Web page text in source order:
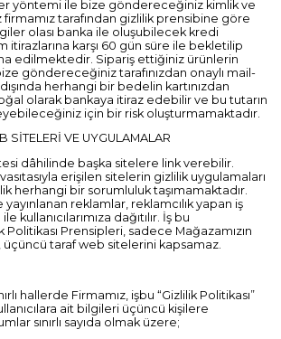
yöntemi ile bize göndereceğiniz kimlik ve
tarafından gizlilik prensibine göre
olası banka ile oluşubilecek kredi
itirazlarına karşı 60 gün süre ile bekletilip
edilmektedir. Sipariş ettiğiniz ürünlerin
göndereceğiniz tarafınızdan onaylı mail-
herhangi bir bedelin kartınızdan
olarak bankaya itiraz edebilir ve bu tutarın
için bir risk oluşturmamaktadır.
SİTELERİ VE UYGULAMALAR
dâhilinde başka sitelere link verebilir.
erişilen sitelerin gizlilik uygulamaları
herhangi bir sorumluluk taşımamaktadır.
reklamlar, reklamcılık yapan iş
kullanıcılarımıza dağıtılır. İş bu
Prensipleri, sadece Mağazamızın
üçüncü taraf web sitelerini kapsamaz.
hallerde Firmamız, işbu “Gizlilik Politikası”
ait bilgileri üçüncü kişilere
sınırlı sayıda olmak üzere;